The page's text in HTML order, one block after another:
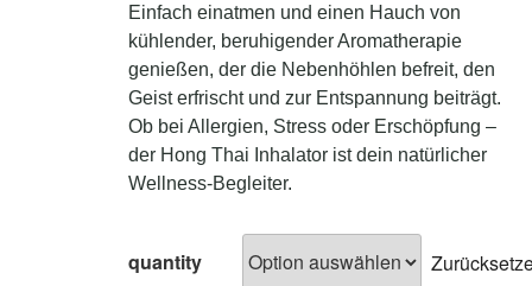
Einfach einatmen und einen Hauch von
kühlender, beruhigender Aromatherapie
genießen, der die Nebenhöhlen befreit, den
Geist erfrischt und zur Entspannung beiträgt.
Ob bei Allergien, Stress oder Erschöpfung –
der Hong Thai Inhalator ist dein natürlicher
Wellness-Begleiter.
quantity